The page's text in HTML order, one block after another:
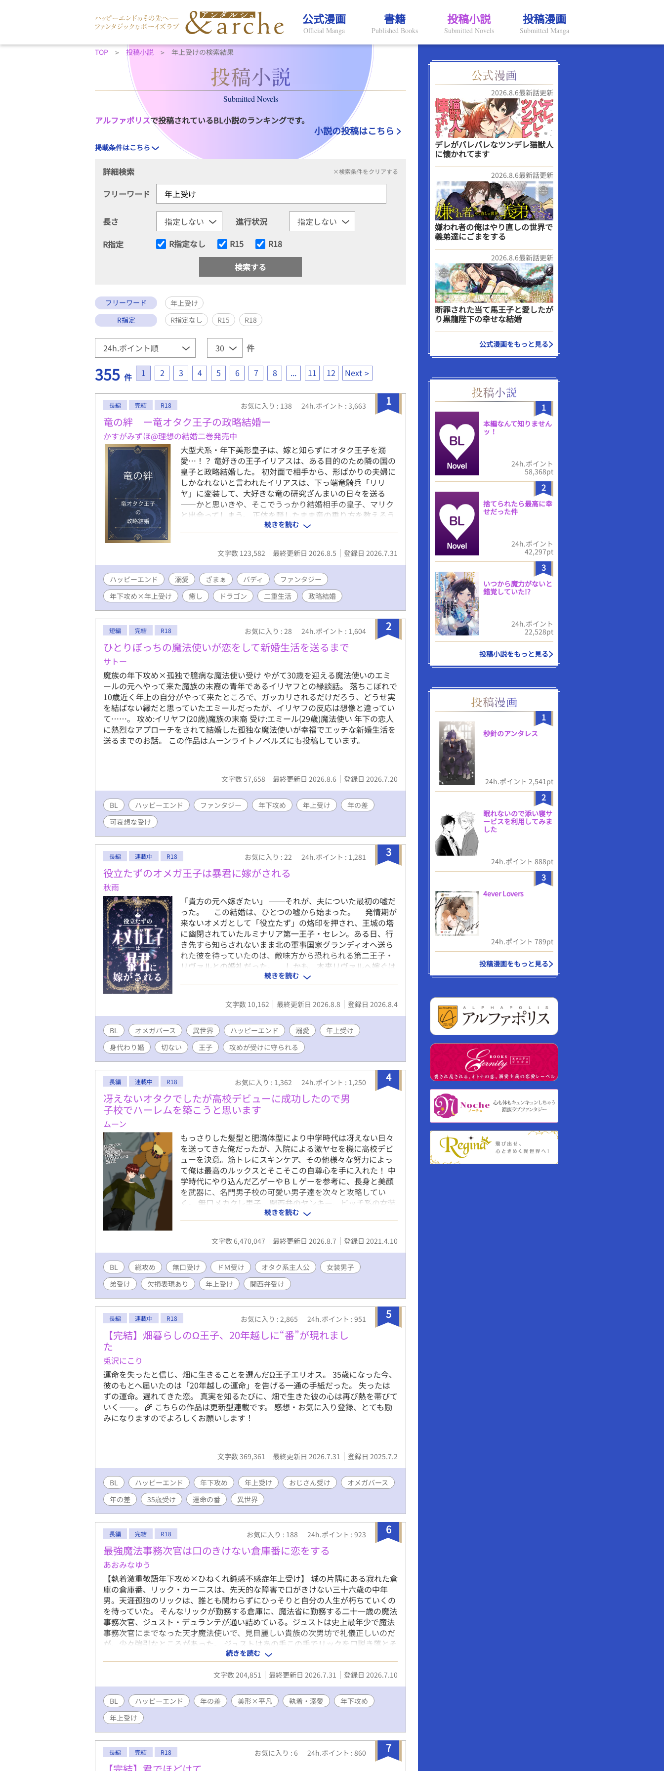
公式漫画
Official Manga
書籍
Published Books
投稿小説
Submitted Novels
投稿漫画
Submitted Manga
TOP 投稿小説 年上受けの検索結果
Submitted Novels
アルファポリスで投稿されているBL小説のランキングです。
小説の投稿はこちら
掲載条件はこちら
詳細検索 ×検索条件をクリアする
フリーワード
長さ
進行状況
R指定
R指定なし R15 R18
フリーワード
年上受け
R指定
R指定なし R15 R18
件
355 件 1 2 3 4 5 6 7 8 ... 11 12 Next
1
長編 完結 R18 お気に入り : 138 24h.ポイント : 3,663
竜の絆 ー竜オタク王子の政略結婚ー
かすがみずほ@理想の結婚二巻発売中
大型犬系・年下美形皇子は、嫁と知らずにオタク王子を溺
愛…！？ 竜好きの王子イリアスは、ある目的のため隣の国の
皇子と政略結婚した。 初対面で相手から、形ばかりの夫婦に
しかなれないと言われたイリアスは、下っ端竜騎兵「リリ
ヤ」に変装して、大好きな竜の研究ざんまいの日々を送る
――かと思いきや、そこでうっかり結婚相手の皇子、マリク
と出会ってしまう。 正体を隠したまま竜の乗り方を教えるう
ちに、皇子は自分の嫁とも知らず、「リリヤ」に執着しはじ
めて…。 すれ違いながらも夫婦になっていく二人のコメディ
寄りドラゴンファンタジー。 ハッピーエンド&完結保証で
す！ ストーリー上、男性妊娠可能表現（オメガバース ではな
め 執着攻め 年下攻め 大型犬攻め 受 頭脳派 年上受
け 童貞受け 地味受け↔︎美人受け（スイッチ） ストーリ
ー 異世界ファンタジー 癒し すれ違い じれじれ
続きを読む
文字数 123,582 最終更新日 2026.8.5 登録日 2026.7.31
ハッピーエンド 溺愛 ざまぁ バディ
ファンタジー
年下攻め×年上受け
癒し ドラゴン 二重生活 政略結婚
2
短編 完結 R18 お気に入り : 28 24h.ポイント : 1,604
ひとりぼっちの魔法使いが恋をして新婚生活を送るまで
サトー
魔族の年下攻め×孤独で臆病な魔法使い受け やがて30歳を迎える魔法使いのエミ
ールの元へやって来た魔族の末裔の青年であるイリヤフとの縁談話。 落ちこぼれで
10歳近く年上の自分がやって来たところで、ガッカリされるだけだろう、どうせ実
を結ばない縁だと思っていたエミールだったが、イリヤフの反応は想像と違ってい
て……。 攻め:イリヤフ(20歳)魔族の末裔 受け:エミール(29歳)魔法使い 年下の恋人
に熱烈なアプローチをされて結婚した孤独な魔法使いが幸福でエッチな新婚生活を
送るまでのお話。 この作品はムーンライトノベルズにも投稿しています。
文字数 57,658 最終更新日 2026.8.6 登録日 2026.7.20
BL ハッピーエンド ファンタジー 年下攻め 年上受け
年の差
可哀想な受け
3
長編 連載中 R18 お気に入り : 22 24h.ポイント : 1,281
役立たずのオメガ王子は暴君に嫁がされる
秋雨
「貴方の元へ嫁ぎたい」 ──それが、夫についた最初の嘘だ
った。 この結婚は、ひとつの嘘から始まった。 発情期が
来ないオメガとして「役立たず」の烙印を押され、王城の塔
に幽閉されていたルミナリア第一王子・セレン。ある日、行
き先すら知らされないまま北の軍事国家グランディオへ送ら
れた彼を待っていたのは、敵味方から恐れられる第二王子・
リヴァルとの婚礼だった。 しかも、本来リヴァルへ嫁ぐは
ずだったのは妹の第四王女。相手が自分ではなかったと知っ
たセレンは、この婚姻が破談になれば国同士の関係まで崩れ
ると恐れ、咄嗟に告げる。 「私が望んで、貴方の元へ嫁いで
きたのです」 もちろん、嘘だった。 ところが「誰が相手
どこか違っていた。セレンに無理を強いることも、役立たず
と蔑むこともない。それどころか誰にも必要とされないと思
っていたセレンの魔法は、リヴァルと共に戦うことで思いが
けない力を発揮していく。 食事を共にし、剣を教わり、戦
場で互いを守るうち、形だけだった夫婦の距離も少しずつ変
わっていく。 国のためなら、自分などどうなってもいいと
思っていたセレン。婚姻など誰としても同じだと思っていた
リヴァル。 やがて二人は次第に仲を深め、そして気付く。
最初は嘘だった「貴方の元へ嫁ぎたい」という言葉が、い
に、リヴァルもまた、セレンを手放しがたくなっていたこと
を。 けれどそんなある時、セレンのついた必死の嘘が、二
人を引き裂く。 📖毎日0時更新 🏆 Fujossy小説大賞に応募中
です！「面白かった」「続きが気になる」と思っていただけ
ましたら、応援投票していただけると嬉しいです✨
https://fujossy.jp/books/32037 お借りした表紙素材 ・ina様
https://www.pixiv.net/artworks/118203553 ・きっち様
https://www.pixiv.net/artworks/112188714 ・ノファテス様
続きを読む
文字数 10,162 最終更新日 2026.8.8 登録日 2026.8.4
BL オメガバース 異世界 ハッピーエンド 溺愛
年上受け
身代わり婚
切ない 王子 攻めが受けに守られる
4
長編 連載中 R18 お気に入り : 1,362 24h.ポイント : 1,250
冴えないオタクでしたが高校デビューに成功したので男
子校でハーレムを築こうと思います
ムーン
もっさりした髪型と肥満体型により中学時代は冴えない日々
を送ってきた俺だったが、入院による激ヤセを機に高校デビ
ューを決意。筋トレにスキンケア、その他様々な努力によっ
て俺は最高のルックスとそこそこの自尊心を手に入れた！ 中
学時代にやり込んだ乙ゲーやＢＬゲーを参考に、長身と美顔
を武器に、名門男子校の可愛い男子達を次々と攻略してい
く。 無口メカクレ男子、関西弁のヤンキー、ビッチ系の女装
男子、堅物メガネの副委員長、甘え上手の現役アイドル、筋
肉系の先輩、ワンコ系の後輩、父親違いの弟、弱りきった元
いじめっ子、耽美な生徒会長にその露払いの副会長、盲目の
芸術家とその兄達、おかっぱ頭の着物男子、胡散臭い糸目な
気のないひねくれ留年男子……選り取りみどりの男子達には
第一印象をひっくり返す裏の顔が！？ ──以下注意事項──
※『』は電話やメッセージアプリのやり取りなど、（）は主
人公の心の声など、《》は主人公に聞き取り理解出来なかっ
た外国語など。 ※主人公総攻め。主人公は普通に浮気をしま
す。 ※主人公の心の声はうるさめ＆オタク色濃いめ。 ※受け
達には全員ギャップがあります。 ※登場人物のほとんどは貞
操観念、倫理観などなどが欠けています。 ※切り傷、火傷、
ス等) ※コメディ風味です、あくまで風味です。 ※タイトル
の後に（）でメインの登場人物名を記してあります。順次全
話実装予定です。 ×がある場合は性的描写アリ、＋の場合
は軽い絡みまでとなっております。
続きを読む
文字数 6,470,047 最終更新日 2026.8.7 登録日 2021.4.10
BL 総攻め 無口受け ドＭ受け オタク系主人公
女装男子
弟受け
欠損表現あり 年上受け 関西弁受け
5
長編 連載中 R18 お気に入り : 2,865 24h.ポイント : 951
【完結】畑暮らしのΩ王子、20年越しに“番”が現れまし
た
兎沢にこり
運命を失ったと信じ、畑に生きることを選んだΩ王子エリオス。 35歳になった今、
彼のもとへ届いたのは「20年越しの運命」を告げる一通の手紙だった。 失ったは
ずの運命。遅れてきた恋。 真実を知るたびに、畑で生きた彼の心は再び熱を帯びて
いく――。 🌾 こちらの作品は更新型連載です。 感想・お気に入り登録、とても励
みになりますのでよろしくお願いします！
文字数 369,361 最終更新日 2026.7.31 登録日 2025.7.2
BL ハッピーエンド 年下攻め 年上受け おじさん受け
オメガバース
年の差
35歳受け 運命の番 異世界
6
長編 完結 R18 お気に入り : 188 24h.ポイント : 923
最強魔法事務次官は口のきけない倉庫番に恋をする
あおみなゆう
【執着激重敬語年下攻め×ひねくれ鈍感不感症年上受け】 城の片隅にある寂れた倉
庫の倉庫番、リック・カーニスは、先天的な障害で口がきけない三十六歳の中年
男。天涯孤独のリックは、誰とも関わらずにひっそりと自分の人生が朽ちていくの
を待っていた。 そんなリックが勤務する倉庫に、魔法省に勤務する二十一歳の魔法
事務次官、ジュスト・デュランテが通い詰めている。ジュストは史上最年少で魔法
事務次官にまでなった天才魔法使いで、見目麗しい貴族の次男坊で礼儀正しいのだ
が、少々強引なところがあった。 ジュストはあの手この手でリックを口説き落とそ
うとしているのだが、ひねくれたリックはそれを嫌がらせだと思い込んでい
て……。 ※性描写のあるページには＊をつけています。 ※攻めの愛し方がわりと
理不尽です。受けが可哀想に感じることがあるかもしれません。悲壮感はないつも
りですが、苦手な方はご注意ください。 ※受けは途中から不感症ではなくなりま
す。 ※ドラゴンが好きな方にとって、不快になる描写があります。
続きを読む
文字数 204,851 最終更新日 2026.7.31 登録日 2026.7.10
BL ハッピーエンド 年の差 美形×平凡 執着・溺愛
年下攻め
年上受け
7
長編 完結 R18 お気に入り : 6 24h.ポイント : 860
2026.8.6最新話更新
デレがバレバレなツンデレ猫獣人
に懐かれてます
2026.8.6最新話更新
嫌われ者の俺はやり直しの世界で
義弟達にごまをする
2026.8.6最新話更新
断罪された当て馬王子と愛したが
り黒龍陛下の幸せな結婚
公式漫画をもっと見る
1
本編なんて知りません
ッ！
24h.ポイント
58,368pt
2
捨てられたら最高に幸
せだった件
24h.ポイント
42,297pt
3
いつから魔力がないと
錯覚していた!?
24h.ポイント
22,528pt
投稿小説をもっと見る
1
秒針のアンタレス
24h.ポイント 2,541pt
2
眠れないので添い寝サ
ービスを利用してみま
した
24h.ポイント 888pt
3
4ever Lovers
24h.ポイント 789pt
投稿漫画をもっと見る